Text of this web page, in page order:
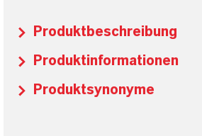
Produktbeschreibung
Produktinformationen
Produktsynonyme